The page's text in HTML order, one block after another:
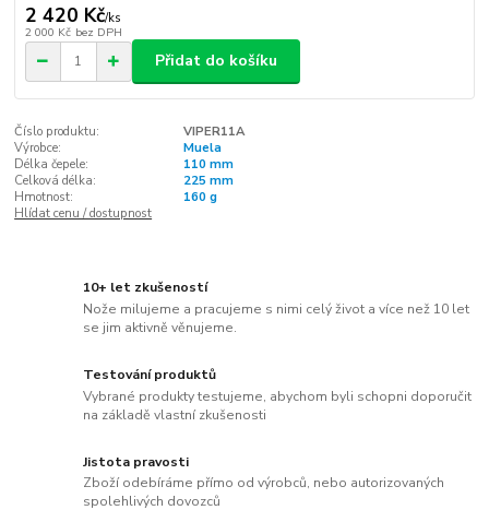
2 420 Kč/ks
2 000 Kč bez DPH
Přidat do košíku
Číslo produktu:
VIPER11A
Výrobce:
Muela
Délka čepele:
110 mm
Celková délka:
225 mm
Hmotnost:
160 g
Hlídat cenu / dostupnost
10+ let zkušeností
Nože milujeme a pracujeme s nimi celý život a více než 10 let
se jim aktivně věnujeme.
Testování produktů
Vybrané produkty testujeme, abychom byli schopni doporučit
na základě vlastní zkušenosti
Jistota pravosti
Zboží odebíráme přímo od výrobců, nebo autorizovaných
spolehlivých dovozců